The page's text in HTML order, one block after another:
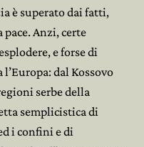
è superato dai fatti,
Anzi, certe
e forse di
dal Kossovo
serbe della
semplicistica di
i confini e di